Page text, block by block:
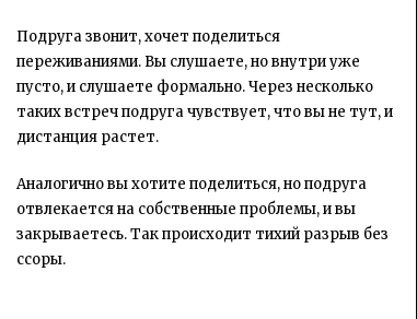
Подруга звонит, хочет поделиться
переживаниями. Вы слушаете, но внутри уже
пусто, и слушаете формально. Через несколько
таких встреч подруга чувствует, что вы не тут, и
дистанция растет.
Аналогично вы хотите поделиться, но подруга
отвлекается на собственные проблемы, и вы
закрываетесь. Так происходит тихий разрыв без
ссоры.